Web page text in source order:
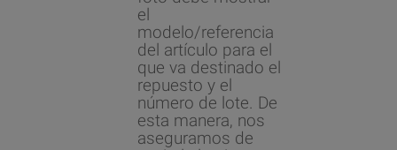
el
modelo/referencia
del artículo para el
que va destinado el
repuesto y el
número de lote. De
esta manera, nos
aseguramos de